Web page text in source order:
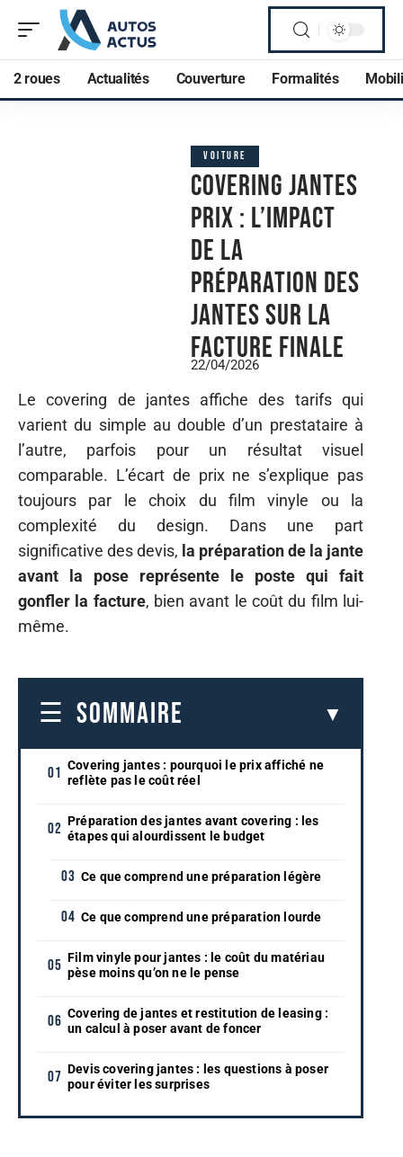
2 roues Actualités Couverture Formalités
VOITURE
Covering jantes
prix : l’impact
de la
préparation des
jantes sur la
facture finale
22/04/2026
Le covering de jantes affiche des tarifs qui
varient du simple au double d’un prestataire à
l’autre, parfois pour un résultat visuel
comparable. L’écart de prix ne s’explique pas
toujours par le choix du film vinyle ou la
complexité du design. Dans une part
significative des devis, la préparation de la jante
avant la pose représente le poste qui fait
gonfler la facture, bien avant le coût du film lui-
même.
SOMMAIRE
Covering jantes : pourquoi le prix affiché ne
reflète pas le coût réel
Préparation des jantes avant covering : les
étapes qui alourdissent le budget
Ce que comprend une préparation légère
Ce que comprend une préparation lourde
Film vinyle pour jantes : le coût du matériau
pèse moins qu’on ne le pense
Covering de jantes et restitution de leasing :
un calcul à poser avant de foncer
Devis covering jantes : les questions à poser
pour éviter les surprises